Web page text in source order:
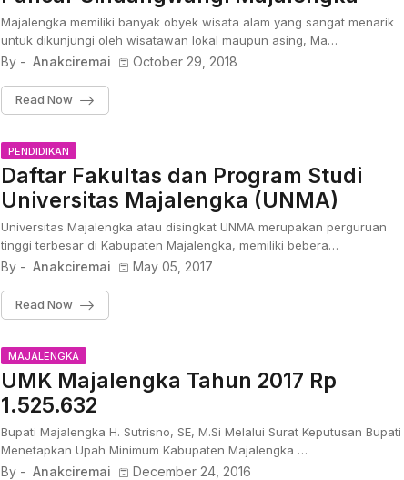
Majalengka memiliki banyak obyek wisata alam yang sangat menarik
untuk dikunjungi oleh wisatawan lokal maupun asing, Ma…
By - Anakciremai October 29, 2018
Read Now
PENDIDIKAN
Daftar Fakultas dan Program Studi
Universitas Majalengka (UNMA)
Universitas Majalengka atau disingkat UNMA merupakan perguruan
tinggi terbesar di Kabupaten Majalengka, memiliki bebera…
By - Anakciremai May 05, 2017
Read Now
MAJALENGKA
UMK Majalengka Tahun 2017 Rp
1.525.632
Bupati Majalengka H. Sutrisno, SE, M.Si Melalui Surat Keputusan Bupati
Menetapkan Upah Minimum Kabupaten Majalengka …
By - Anakciremai December 24, 2016